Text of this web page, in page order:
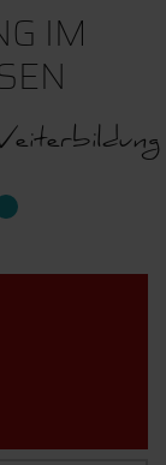
IM